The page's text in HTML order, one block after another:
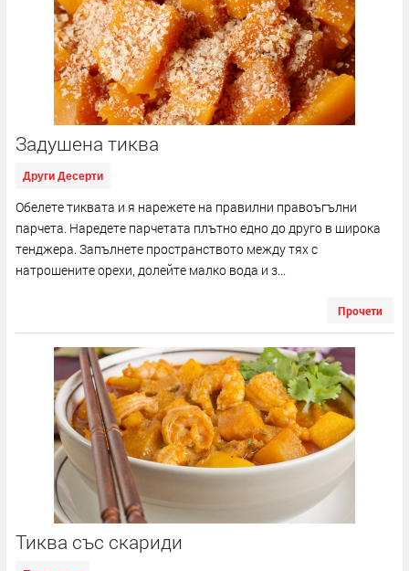
Задушена тиква
Други Десерти
Обелете тиквата и я нарежете на правилни правоъгълни
парчета. Наредете парчетата плътно едно до друго в широка
тенджера. Запълнете пространството между тях с
натрошените орехи, долейте малко вода и з...
Прочети
Тиква със скариди